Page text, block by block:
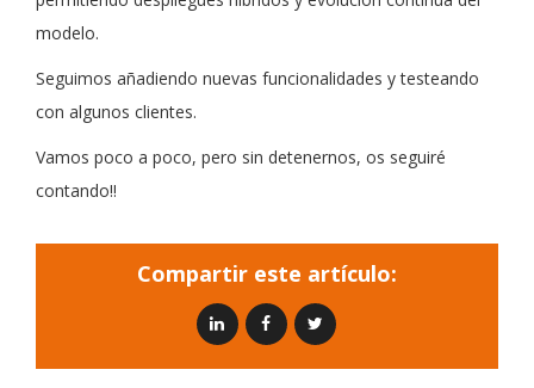
modelo.
Seguimos añadiendo nuevas funcionalidades y testeando
con algunos clientes.
Vamos poco a poco, pero sin detenernos, os seguiré
contando!!
Compartir este artículo: